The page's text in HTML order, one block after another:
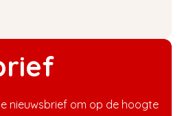
nieuwsbrief om op de hoogte